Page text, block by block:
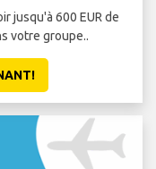
jusqu'à 600 EUR de
votre groupe..